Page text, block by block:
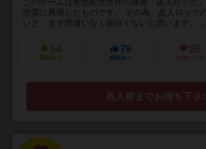
このゲームは聖悠紀先生作の漫画「超人ロック
忠実に再現したものです。 その為、超人ロック
いと、まず間違いなく面白くないと思います。 ...
54
興味あり
79
経験あり
25
お気に入り
再入荷までお待ち下さ